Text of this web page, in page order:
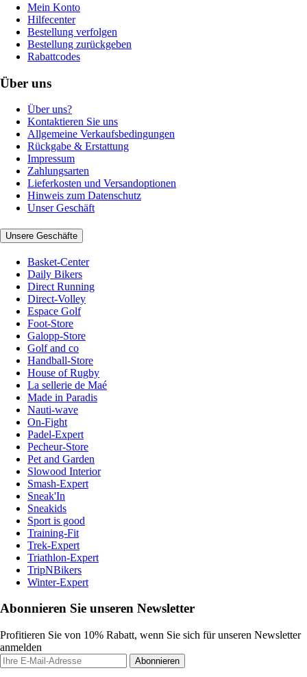
Mein Konto
Hilfecenter
Bestellung verfolgen
Bestellung zurückgeben
Rabattcodes
Über uns
Über uns?
Kontaktieren Sie uns
Allgemeine Verkaufsbedingungen
Rückgabe & Erstattung
Impressum
Zahlungsarten
Lieferkosten und Versandoptionen
Hinweis zum Datenschutz
Unser Geschäft
Unsere Geschäfte
Basket-Center
Daily Bikers
Direct Running
Direct-Volley
Espace Golf
Foot-Store
Galopp-Store
Golf and co
Handball-Store
House of Rugby
La sellerie de Maé
Made in Paradis
Nauti-wave
On-Fight
Padel-Expert
Pecheur-Store
Pet and Garden
Slowood Interior
Smash-Expert
Sneak'In
Sneakids
Sport is good
Training-Fit
Trek-Expert
Triathlon-Expert
TripNBikers
Winter-Expert
Abonnieren Sie unseren Newsletter
Profitieren Sie von 10% Rabatt, wenn Sie sich für unseren Newsletter
anmelden
Abonnieren